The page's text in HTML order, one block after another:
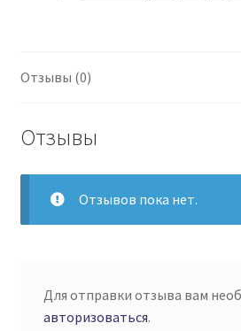
Отзывы (0)
Отзывы
Отзывов пока нет.
Для отправки отзыва вам
авторизоваться.